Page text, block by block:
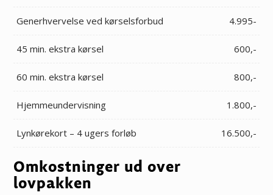
Generhvervelse ved kørselsforbud 4.995-
45 min. ekstra kørsel 600,-
60 min. ekstra kørsel 800,-
Hjemmeundervisning 1.800,-
Lynkørekort – 4 ugers forløb 16.500,-
Omkostninger ud over
lovpakken